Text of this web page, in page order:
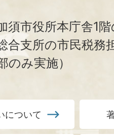
須市役所本庁舎1
合支所の市民税務
のみ実施）
について